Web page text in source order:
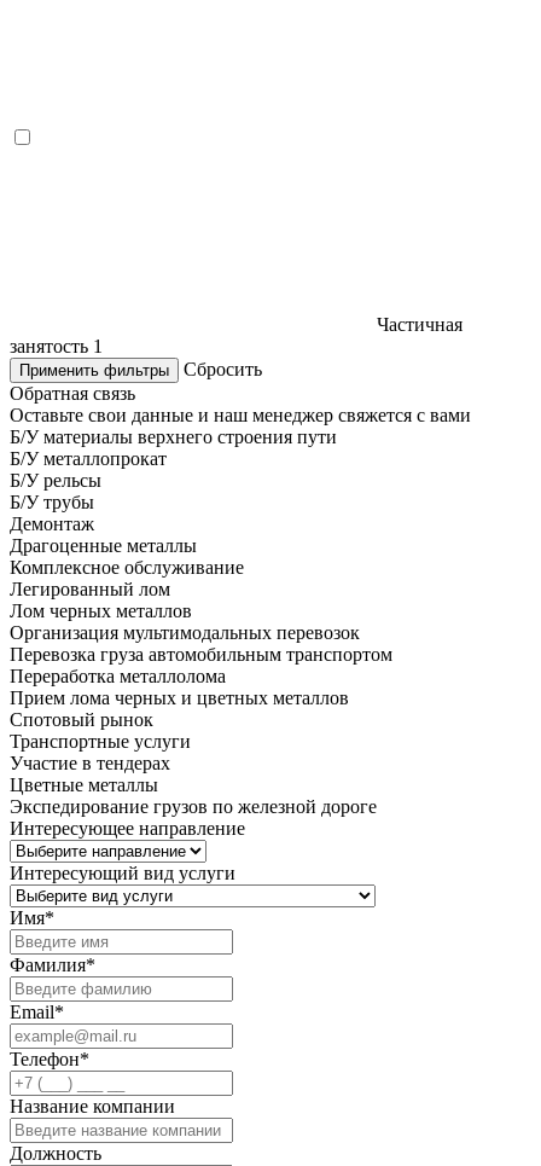
Частичная
занятость 1
Применить фильтры
Сбросить
Обратная связь
Оставьте свои данные и наш менеджер свяжется с вами
Б/У материалы верхнего строения пути
Б/У металлопрокат
Б/У рельсы
Б/У трубы
Демонтаж
Драгоценные металлы
Комплексное обслуживание
Легированный лом
Лом черных металлов
Организация мультимодальных перевозок
Перевозка груза автомобильным транспортом
Переработка металлолома
Прием лома черных и цветных металлов
Спотовый рынок
Транспортные услуги
Участие в тендерах
Цветные металлы
Экспедирование грузов по железной дороге
Интересующее направление
Интересующий вид услуги
Имя*
Фамилия*
Email*
Телефон*
Название компании
Должность